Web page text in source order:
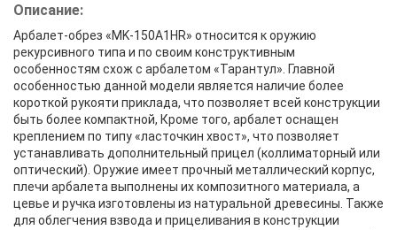
Описание:
Арбалет-обрез «MK-150A1HR» относится к оружию
рекурсивного типа и по своим конструктивным
особенностям схож с арбалетом «Тарантул». Главной
особенностью данной модели является наличие более
короткой рукояти приклада, что позволяет всей конструкции
быть более компактной, Кроме того, арбалет оснащен
креплением по типу «ласточкин хвост», что позволяет
устанавливать дополнительный прицел (коллиматорный или
оптический). Оружие имеет прочный металлический корпус,
плечи арбалета выполнены их композитного материала, а
цевье и ручка изготовлены из натуральной древесины. Также
для облегчения взвода и прицеливания в конструкции